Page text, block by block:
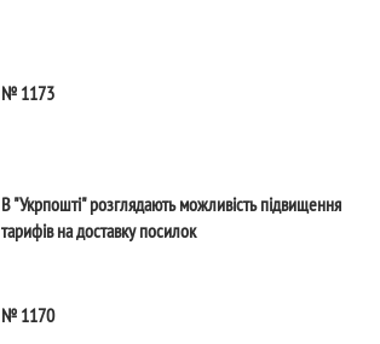
№ 1173
В "Укрпошті" розглядають можливість підвищення
тарифів на доставку посилок
№ 1170